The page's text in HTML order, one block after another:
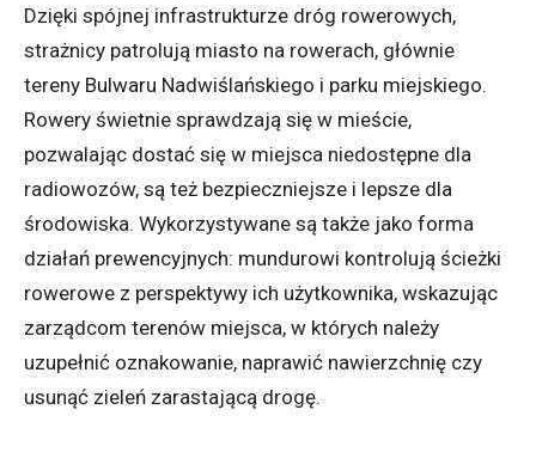
Dzięki spójnej infrastrukturze dróg rowerowych,
strażnicy patrolują miasto na rowerach, głównie
tereny Bulwaru Nadwiślańskiego i parku miejskiego.
Rowery świetnie sprawdzają się w mieście,
pozwalając dostać się w miejsca niedostępne dla
radiowozów, są też bezpieczniejsze i lepsze dla
środowiska. Wykorzystywane są także jako forma
działań prewencyjnych: mundurowi kontrolują ścieżki
rowerowe z perspektywy ich użytkownika, wskazując
zarządcom terenów miejsca, w których należy
uzupełnić oznakowanie, naprawić nawierzchnię czy
usunąć zieleń zarastającą drogę.